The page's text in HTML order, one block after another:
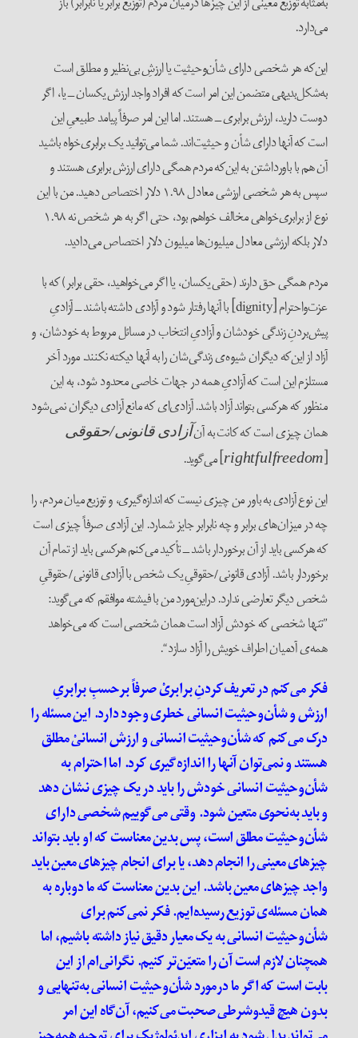
می‌دارد.
این‌که هر شخصی دارای شأن‌و‌حیثیت یا ارزشِ بی‌نظیر و مطلق است
به‌شکل‌بدیهی متضمن این امر است که افراد واجد ارزش یکسان ــ یا، اگر
دوست دارید، ارزش برابری ــ هستند. اما این امر صرفاً پیامد طبیعیِ این
است که آنها دارای شأن‌ و‌ حیثیت‌اند. شما می‌توانید یک برابری‌خواه باشید
آن هم با باور‌داشتن به این‌که مردم همگی دارای ارزش برابری هستند و
سپس به هر شخصی ارزشی معادل ۱.۹۸ دلار اختصاص ‌دهید. من با این
نوع از برابری‌خواهی مخالف خواهم بود، حتی اگر به هر شخص نه ۱.۹۸
دلار بلکه ارزشی معادل میلیون‌ها میلیون دلار اختصاص می‌دادید.
مردم همگی حق دارند (حقی یکسان، یا اگر می‌خواهید، حقی برابر) که با
عزت‌و‌احترام [dignity] با آنها رفتار شود و آزادی داشته باشند ــ آزادیِ
پیش‌بردنِ زندگی خود‌شان و آزادیِ انتخاب در مسائل مربوط به خود‌شان‌، و
آزاد از این‌که دیگران شیوه‌ی زندگی‌شان را به آنها دیکته نکنند. مورد آخر
مستلزم این است که آزادیِ همه در جهات خاصی محدود شود، به این
منظور که هر‌کسی بتواند آزاد باشد. آزادی‌ای که مانع آزادی دیگران نمی‌شود
همان چیزی است که کانت به آنآزادی قانونی‌/‌حقوقی
[
rightfulfreedom] می‌گوید.
این نوع آزادی به باور من چیزی نیست که اندازه‌گیری، و توزیع میان مردم، را
چه در میزان‌های برابر و چه نا‌برابر جایز شمارد. این آزادی صرفاً چیزی است
که هر‌کسی باید از آن برخوردار باشد ــ تأکید می‌کنم هر‌کسی باید از تمام آن
برخوردار باشد. آزادی قانونی‌/‌حقوقیِ یک شخص با آزادی قانونی‌/‌حقوقیِ
شخص دیگر تعارضی ندارد. در‌این‌مورد من با فیشته موافقم که می‌گوید:
”تنها شخصی که خودش آزاد است همان شخصی است که می‌خواهد
همه‌ی آدمیان اطراف خویش را آزاد سازد“.
فکر می‌کنم در تعریف‌کردنِ برابریْ صرفاً بر‌حسبِ برابریِ
ارزش و شأن‌و‌حیثیت انسانی خطری وجود دارد. این مسئله را
درک می‌کنم که شأن‌و‌حیثیت انسانی و ارزش انسانیْ مطلق
هستند و نمی‌توان آنها را اندازه‌گیری کرد. اما احترام به
شأن‌و‌حیثیت انسانی خودش را باید در یک چیزی نشان دهد
و باید به‌نحوی متعین شود. وقتی می‌گوییم شخصی دارای
شأن‌و‌حیثیت مطلق است، پس بدین معناست که او باید بتواند
چیز‌های معینی را انجام دهد، یا برای انجام چیز‌های معین باید
واجد چیز‌های معین باشد. این بدین معناست که ما دوباره به
همان مسئله‌ی توزیع رسیده‌ایم. فکر نمی‌کنم برای
شأن‌و‌حیثیت انسانی به یک معیار دقیق نیاز داشته باشیم، اما
همچنان لازم است آن را متعیّن‌تر کنیم. نگرانیام از این
بابت است که اگر ما در‌مورد شأن‌و‌حیثیت انسانی به‌تنهایی و
بدون هیچ قید‌و‌شرطی صحبت می‌کنیم، آن‌گاه این امر